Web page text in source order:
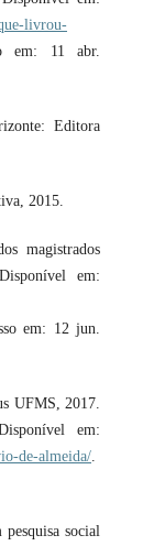
livrou-
em: 11 abr.
Editora
2015.
magistrados
em:
em: 12 jun.
UFMS, 2017.
em:
de-almeida/
social